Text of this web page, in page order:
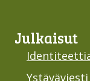
Julkaisut
Ystäväviesti